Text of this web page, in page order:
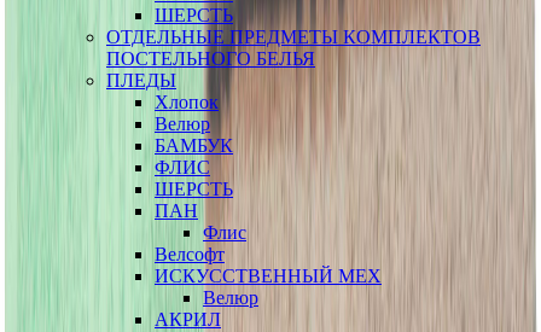
ШЕРСТЬ
ОТДЕЛЬНЫЕ ПРЕДМЕТЫ КОМПЛЕКТОВ
ПОСТЕЛЬНОГО БЕЛЬЯ
ПЛЕДЫ
Хлопок
Велюр
БАМБУК
ФЛИС
ШЕРСТЬ
ПАН
Флис
Велсофт
ИСКУССТВЕННЫЙ МЕХ
Велюр
АКРИЛ